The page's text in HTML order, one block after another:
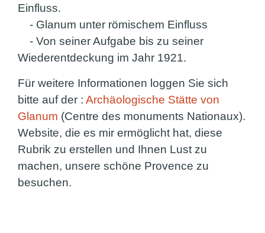
Einfluss.
- Glanum unter römischem Einfluss
- Von seiner Aufgabe bis zu seiner
Wiederentdeckung im Jahr 1921.
Für weitere Informationen loggen Sie sich
bitte auf der : Archäologische Stätte von
Glanum (Centre des monuments Nationaux).
Website, die es mir ermöglicht hat, diese
Rubrik zu erstellen und Ihnen Lust zu
machen, unsere schöne Provence zu
besuchen.